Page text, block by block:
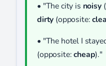
• "The city is noisy
dirty (opposite:
• "The hotel I
(opposite:cheap)."